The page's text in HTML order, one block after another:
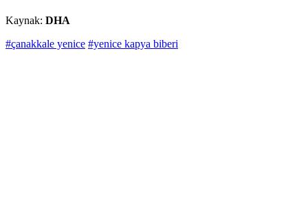
Kaynak: DHA
#çanakkale yenice #yenice kapya biberi